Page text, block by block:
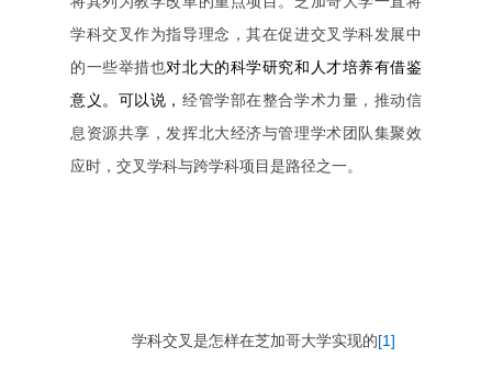
学科交叉作为指导理念，其在促进交叉学科发展中
的一些举措也对北大的科学研究和人才培养有借鉴
意义。可以说， 经管学部在整合学术力量，推动信
息资源共享，发挥北大经济与管理学术团队集聚效
应时，交叉学科与跨学科项目是路径之一。
学科交叉是怎样在芝加哥大学实现的[1]